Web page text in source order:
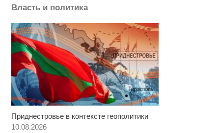
Власть и политика
Приднестровье в контексте геополитики
10.08.2026